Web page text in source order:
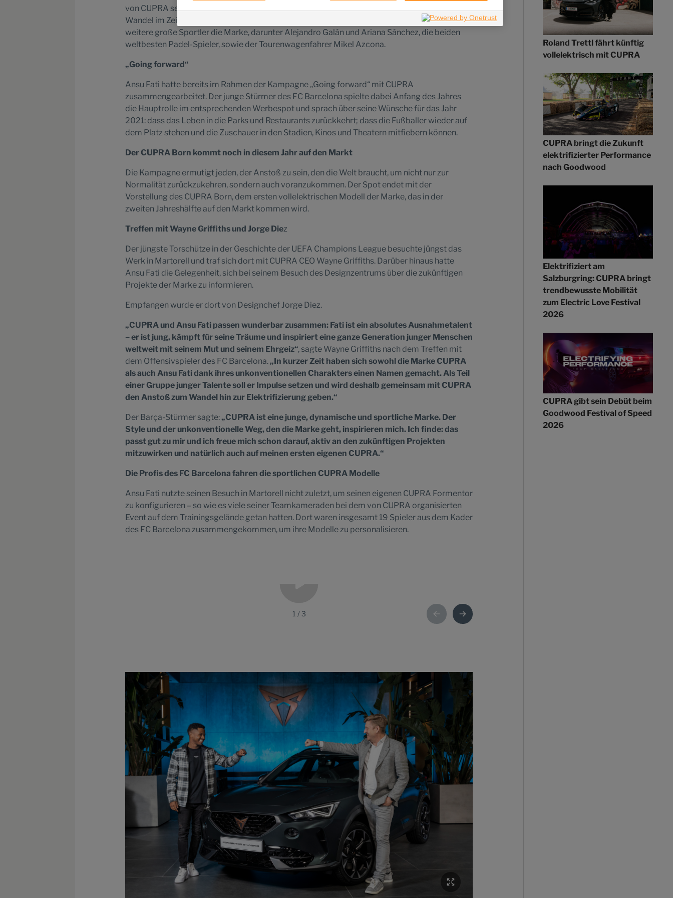
von CUPRA sein. Das Team setzt sich aus jungen Talenten zusammen, die den weltweiten
Wandel im Zeitalter der Elektrifizierung vorantreiben wollen. Neben Ansu Fati vertreten
weitere große Sportler die Marke, darunter Alejandro Galán und Ariana Sánchez, die beiden
weltbesten Padel-Spieler, sowie der Tourenwagenfahrer Mikel Azcona.
„Going forward“
Ansu Fati hatte bereits im Rahmen der Kampagne „Going forward“ mit CUPRA
zusammengearbeitet. Der junge Stürmer des FC Barcelona spielte dabei Anfang des Jahres
die Hauptrolle im entsprechenden Werbespot und sprach über seine Wünsche für das Jahr
2021: dass das Leben in die Parks und Restaurants zurückkehrt; dass die Fußballer wieder auf
dem Platz stehen und die Zuschauer in den Stadien, Kinos und Theatern mitfiebern können.
Der CUPRA Born kommt noch in diesem Jahr auf den Markt
Die Kampagne ermutigt jeden, der Anstoß zu sein, den die Welt braucht, um nicht nur zur
Normalität zurückzukehren, sondern auch voranzukommen. Der Spot endet mit der
Vorstellung des CUPRA Born, dem ersten vollelektrischen Modell der Marke, das in der
zweiten Jahreshälfte auf den Markt kommen wird.
Treffen mit Wayne Griffiths und Jorge Diez
Der jüngste Torschütze in der Geschichte der UEFA Champions League besuchte jüngst das
Werk in Martorell und traf sich dort mit CUPRA CEO Wayne Griffiths. Darüber hinaus hatte
Ansu Fati die Gelegenheit, sich bei seinem Besuch des Designzentrums über die zukünftigen
Projekte der Marke zu informieren.
Empfangen wurde er dort von Designchef Jorge Diez.
„CUPRA und Ansu Fati passen wunderbar zusammen: Fati ist ein absolutes Ausnahmetalent
– er ist jung, kämpft für seine Träume und inspiriert eine ganze Generation junger Menschen
weltweit mit seinem Mut und seinem Ehrgeiz“, sagte Wayne Griffiths nach dem Treffen mit
dem Offensivspieler des FC Barcelona. „In kurzer Zeit haben sich sowohl die Marke CUPRA
als auch Ansu Fati dank ihres unkonventionellen Charakters einen Namen gemacht. Als Teil
einer Gruppe junger Talente soll er Impulse setzen und wird deshalb gemeinsam mit CUPRA
den Anstoß zum Wandel hin zur Elektrifizierung geben.“
Der Barça-Stürmer sagte: „CUPRA ist eine junge, dynamische und sportliche Marke. Der
Style und der unkonventionelle Weg, den die Marke geht, inspirieren mich. Ich finde: das
passt gut zu mir und ich freue mich schon darauf, aktiv an den zukünftigen Projekten
mitzuwirken und natürlich auch auf meinen ersten eigenen CUPRA.“
Die Profis des FC Barcelona fahren die sportlichen CUPRA Modelle
Ansu Fati nutzte seinen Besuch in Martorell nicht zuletzt, um seinen eigenen CUPRA Formentor
zu konfigurieren – so wie es viele seiner Teamkameraden bei dem von CUPRA organisierten
Event auf dem Trainingsgelände getan hatten. Dort waren insgesamt 19 Spieler aus dem Kader
des FC Barcelona zusammengekommen, um ihre Modelle zu personalisieren.
1 / 3
Roland Trettl fährt künftig
vollelektrisch mit CUPRA
CUPRA bringt die Zukunft
elektrifizierter Performance
nach Goodwood
Elektrifiziert am
Salzburgring: CUPRA bringt
trendbewusste Mobilität
zum Electric Love Festival
2026
CUPRA gibt sein Debüt beim
Goodwood Festival of Speed
2026